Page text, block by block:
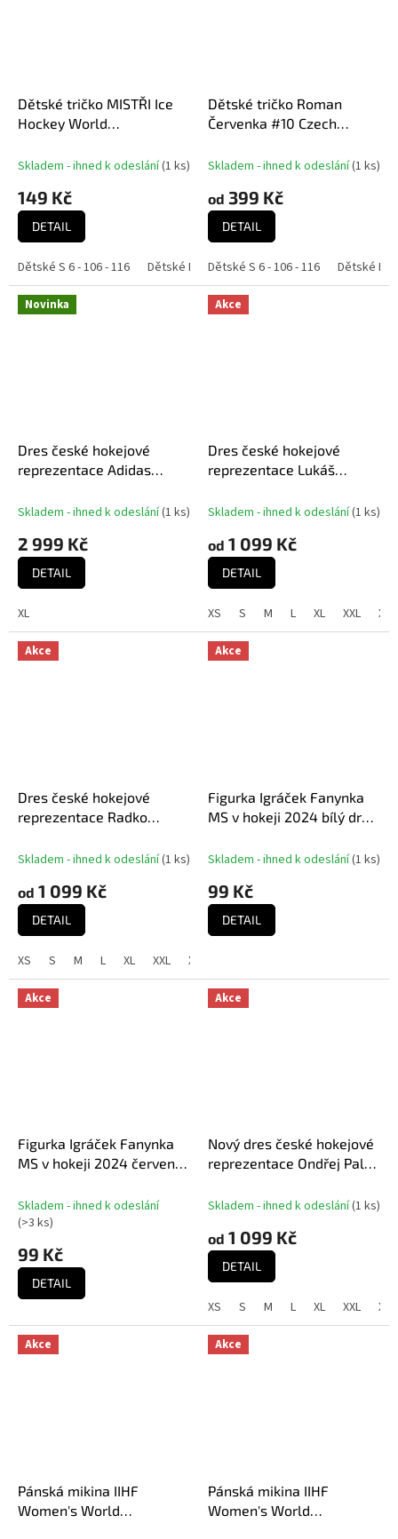
Dětské tričko MISTŘI Ice
Hockey World
2024 GOLD EDITION White
Skladem - ihned k odeslání(1 ks)
149 Kč
DETAIL
Dětské S 6 - 106 - 116 Dětské M 8 - 118 - 128
Dětské tričko Roman
Červenka #10 Czech
Navy
Skladem - ihned k odeslání(1 ks)
od 399 Kč
DETAIL
Dětské S 6 - 106 - 116 Dětské M
Novinka
Dres české hokejové
reprezentace Adidas
Jersey - Red
Skladem - ihned k odeslání(1 ks)
2 999 Kč
DETAIL
XL
Akce
Dres české hokejové
reprezentace Lukáš
Fandres replica - modrý
Skladem - ihned k odeslání(1 ks)
od 1 099 Kč
DETAIL
XS S M L XL XXL
Akce
Dres české hokejové
reprezentace Radko
Fandres replica - modrý
Skladem - ihned k odeslání(1 ks)
od 1 099 Kč
DETAIL
XS S M L XL XXL XXXL
Akce
Figurka Igráček Fanynka
MS v hokeji 2024 bílý dres
Skladem - ihned k odeslání(1 ks)
99 Kč
DETAIL
Akce
Figurka Igráček Fanynka
MS v hokeji 2024 červený
Skladem - ihned k odeslání
(>3 ks)
99 Kč
DETAIL
Akce
Nový dres české hokejové
reprezentace Ondřej Palát
Fandres replica - modrý
Skladem - ihned k odeslání(1 ks)
od 1 099 Kč
DETAIL
XS S M L XL XXL
Akce
Pánská mikina IIHF
Women's World
Akce
Pánská mikina IIHF
Women's World